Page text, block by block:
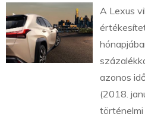
A Lexus
azonos
(2018.